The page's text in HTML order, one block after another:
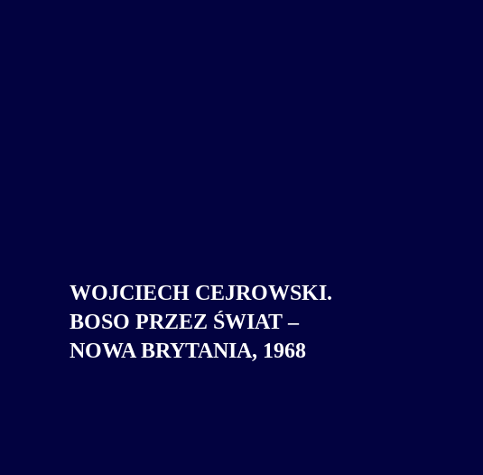
WOJCIECH CEJROWSKI.
BOSO PRZEZ ŚWIAT –
NOWA BRYTANIA, 1968